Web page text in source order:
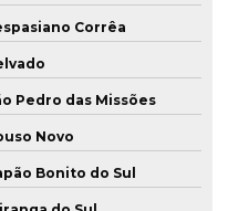
Corrêa
Pedro das Missões
Novo
Bonito do Sul